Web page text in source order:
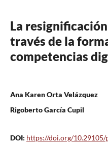
La
través de la
competencias
Ana Karen Orta Velázquez
Rigoberto García Cupil
DOI: https://doi.org/10.29105/